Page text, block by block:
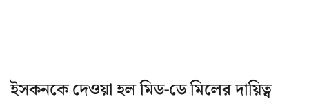
ইসকনকে দেওয়া হল মিড-ডে মিলের দায়িত্ব